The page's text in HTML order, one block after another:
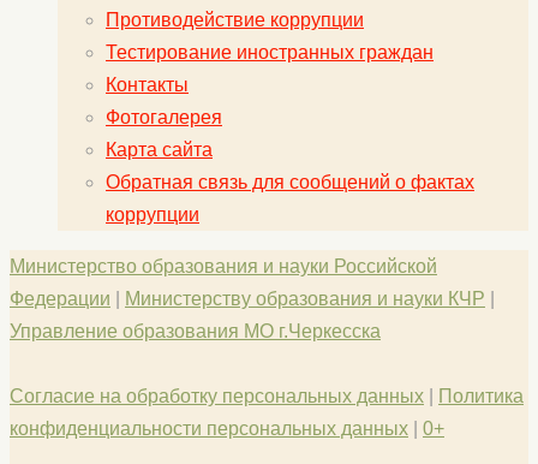
Противодействие коррупции
Тестирование иностранных граждан
Контакты
Фотогалерея
Карта сайта
Обратная связь для сообщений о фактах
коррупции
Министерство образования и науки Российской
Федерации
Министерству образования и науки КЧР
Управление образования МО г.Черкесска
Согласие на обработку персональных данных
Политика
конфиденциальности персональных данных
0+